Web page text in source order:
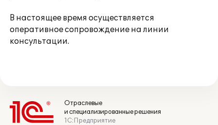
В настоящее время осуществляется
оперативное сопровождение на линии
консультации.
Отраслевые
и специализированные решения
1С:Предприятие